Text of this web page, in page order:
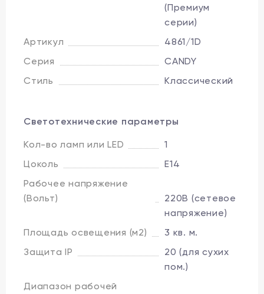
(Премиум
серии)
Артикул
4861/1D
Серия
CANDY
Стиль
Классический
Светотехнические параметры
Кол-во ламп или LED
1
Цоколь
E14
Рабочее напряжение
(Вольт)
220В (сетевое
напряжение)
Площадь освещения (м2)
3 кв. м.
Защита IP
20 (для сухих
пом.)
Диапазон рабочей